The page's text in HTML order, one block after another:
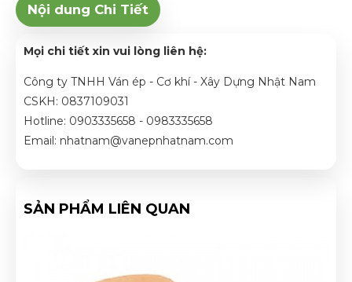
Nội dung Chi Tiết
Mọi chi tiết xin vui lòng liên hệ:
Công ty TNHH Ván ép - Cơ khí - Xây Dựng Nhật Nam
CSKH: 0837109031
Hotline: 0903335658 - 0983335658
Email: nhatnam@vanepnhatnam.com
SẢN PHẨM LIÊN QUAN